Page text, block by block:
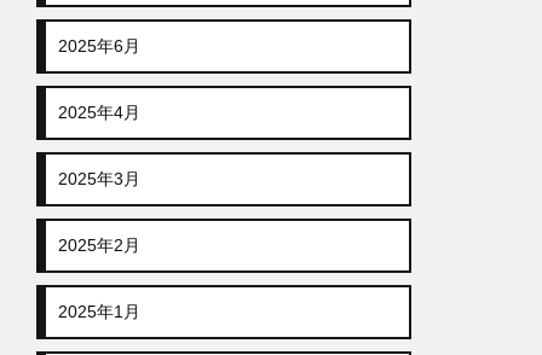
2025年6月
2025年4月
2025年3月
2025年2月
2025年1月